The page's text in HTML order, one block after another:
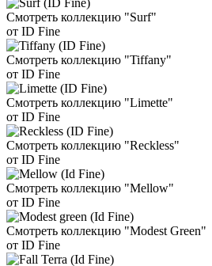
Смотреть коллекцию "Surf"
от ID Fine
Смотреть коллекцию "Tiffany"
от ID Fine
Смотреть коллекцию "Limette"
от ID Fine
Смотреть коллекцию "Reckless"
от ID Fine
Смотреть коллекцию "Mellow"
от ID Fine
Смотреть коллекцию "Modest Green"
от ID Fine